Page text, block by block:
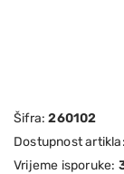
Šifra:260102
Dostupnost artikla:
Vrijeme isporuke: